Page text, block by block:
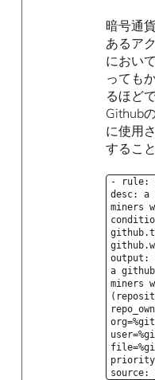
暗号通
あるア
におい
っても
るほど
Github
に使用
するこ
- rule:
desc: a
miners
output:
a
miners
priority:
source: